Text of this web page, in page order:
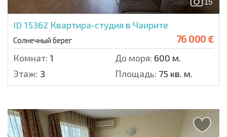
15
ID 15362 Квартира-студия в Чаирите
Солнечный берег 76 000 €
Комнат: 1 До моря: 600 м.
Этаж: 3 Площадь: 75 кв. м.